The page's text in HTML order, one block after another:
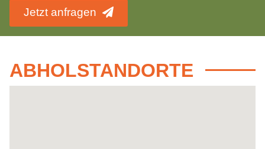
Jetzt anfragen
ABHOLSTANDORTE